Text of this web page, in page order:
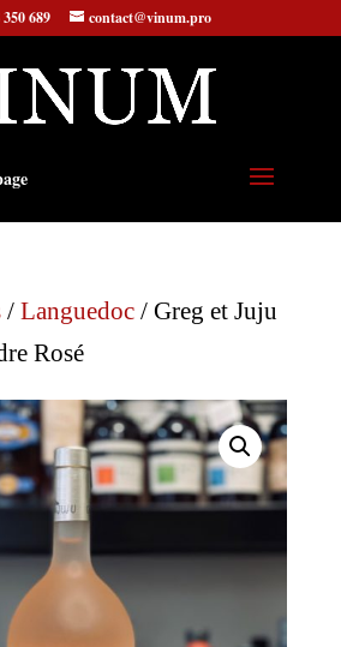
689 contact@vinum.pro
/ Languedoc/ Greg et Juju
Rosé